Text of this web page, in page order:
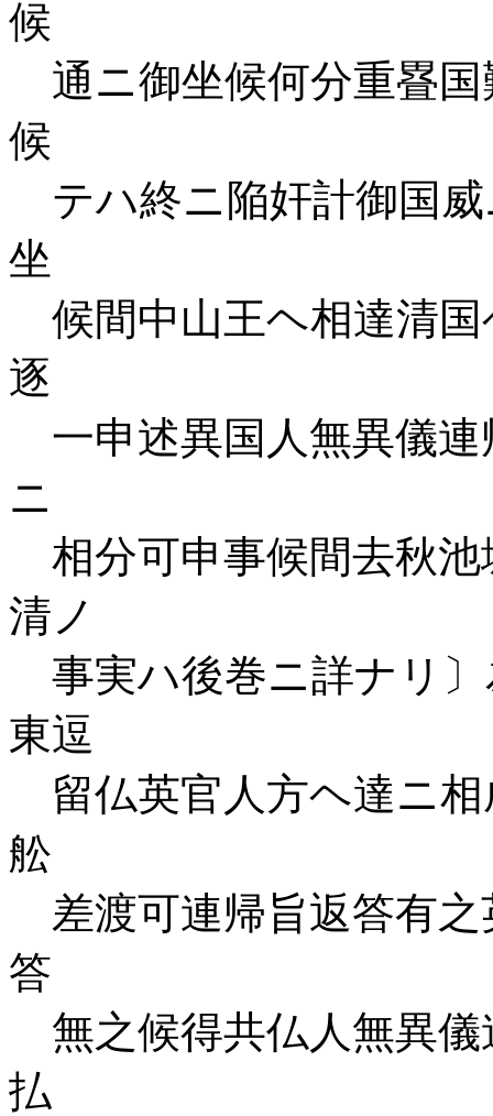
候
通ニ御坐候何分重疂国
候
テハ終ニ陥奸計御国威
坐
候間中山王ヘ相達清国
逐
一申述異国人無異儀連
ニ
相分可申事候間去秋池
清ノ
事実ハ後巻ニ詳ナリ〕
東逗
留仏英官人方ヘ達ニ相
舩
差渡可連帰旨返答有之
答
無之候得共仏人無異儀
払